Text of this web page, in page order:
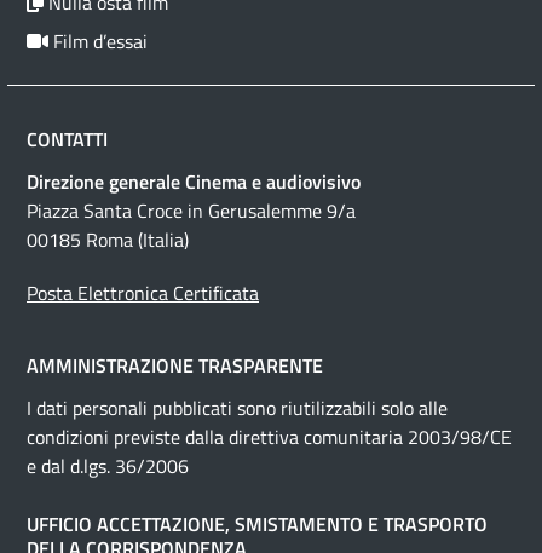
Film d’essai
CONTATTI
Direzione generale Cinema e audiovisivo
Piazza Santa Croce in Gerusalemme 9/a
00185 Roma (Italia)
Posta Elettronica Certificata
AMMINISTRAZIONE TRASPARENTE
I dati personali pubblicati sono riutilizzabili solo alle
condizioni previste dalla direttiva comunitaria 2003/98/CE
e dal d.lgs. 36/2006
UFFICIO ACCETTAZIONE, SMISTAMENTO E TRASPORTO